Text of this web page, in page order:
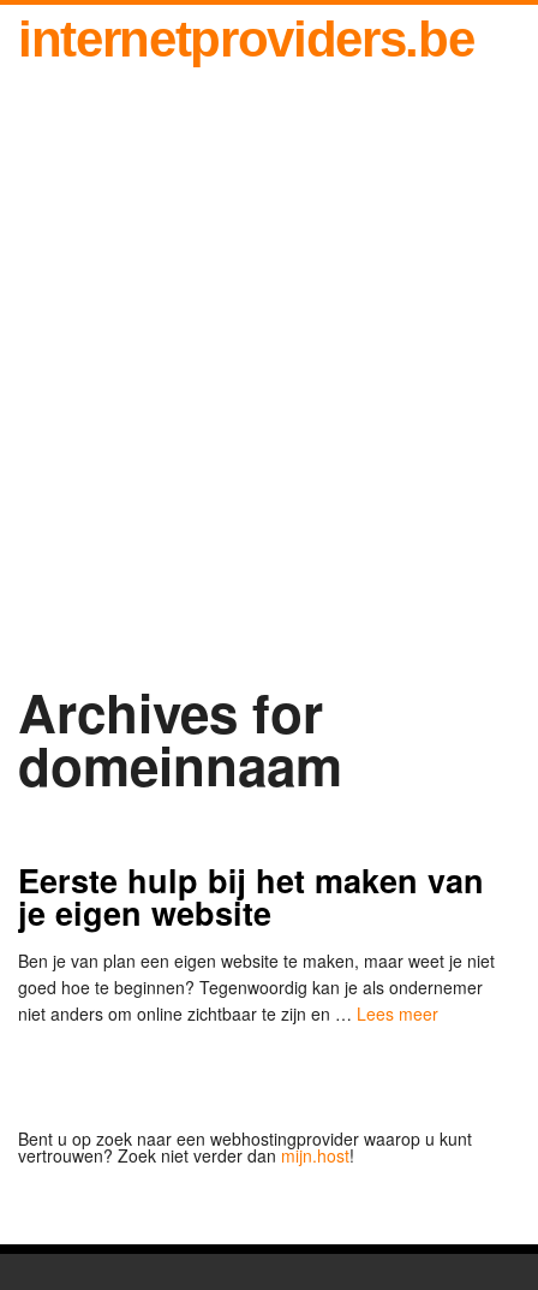
internetproviders.be
Archives for
domeinnaam
Eerste hulp bij het maken van
je eigen website
Ben je van plan een eigen website te maken, maar weet je niet
goed hoe te beginnen? Tegenwoordig kan je als ondernemer
niet anders om online zichtbaar te zijn en … Lees meer
Bent u op zoek naar een webhostingprovider waarop u kunt
vertrouwen? Zoek niet verder dan mijn.host!